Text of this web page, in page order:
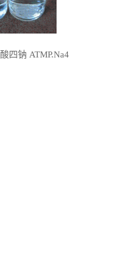
四钠 ATMP.Na4